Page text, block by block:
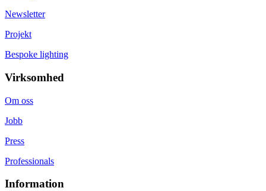
Newsletter
Projekt
Bespoke lighting
Virksomhed
Om oss
Jobb
Press
Professionals
Information